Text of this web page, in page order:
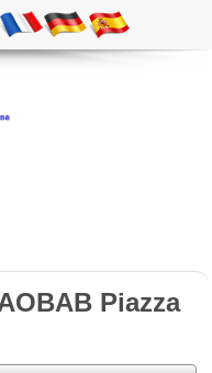
Piazza